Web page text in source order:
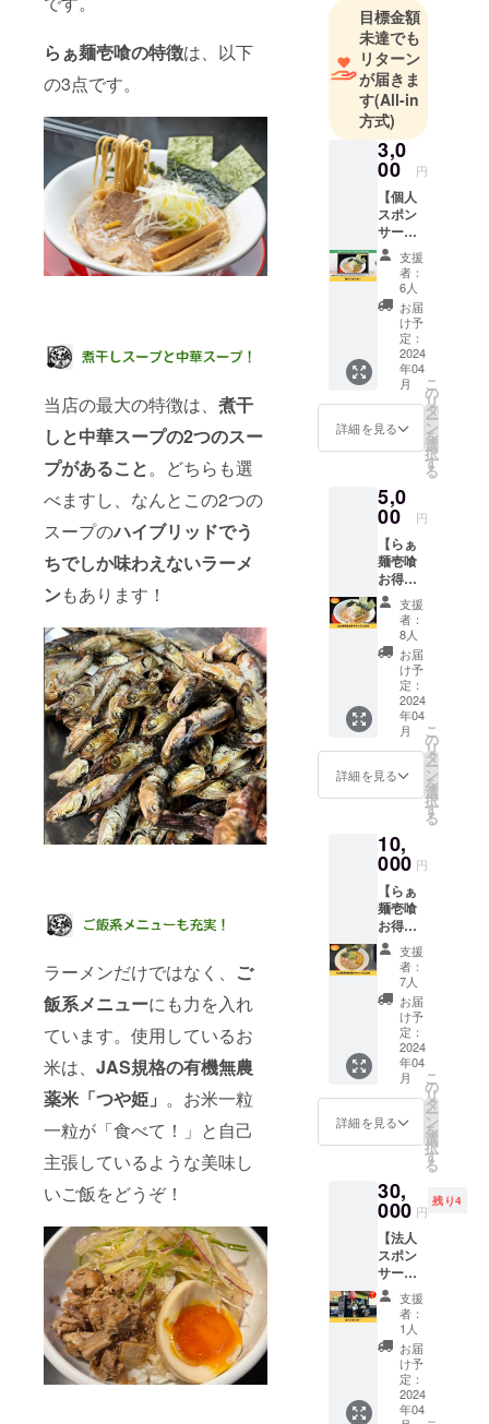
らぁ麺壱喰の特徴は、以下
の3点です。
当店の最大の特徴は、 煮干
しと中華スープの2つのスー
プがあること。どちらも選
べますし、なんとこの2つの
スープのハイブリッドでう
ちでしか味わえないラーメ
ンもあります！
ラーメンだけではなく、 ご
飯系メニューにも力を入れ
ています。使用しているお
米は、 JAS規格の有機無農
薬米「つや姫」 。お米一粒
一粒が「食べて！」と自己
主張しているような美味し
いご飯をどうぞ！
数の野菜か
らコトコト
と煮込み美
味しくあっ
さりした
スープを作
り上げてい
ます。
チャー
シューも好
評で1本買い
もしたい
なって声も
あがるぐら
いです。
目標金額
未達でも
リターン
が届きま
す(All-in
方式)
3,0
00 円
【個人
スポン
サー】
らぁ麺
壱喰の
個人ス
ポン
サーに
なれる
権利で
す。
らぁ麺
壱喰の
Web
ページ
内に
スポン
サー様
紹介」
として
名前を
掲載し
ます。
Web
ペー
ジ：
https://r
amen-
ikkuu.c
om/ 掲
載期
間：
2024年
3月31日
※掲載す
るお名
前を備
考欄に
ご記入
くださ
い。 ※
ニック
ネーム
でのご
参加も
できま
す。 ※
不適切
なお名
前の場
合お断
ます。
支援
者：
6人
お届
け予
定：
2024
年04
月
詳細を見る
こ
の
リ
タ
ー
ン
を
選
択
す
る
5,0
00 円
【らぁ
麺壱喰
お得チ
ケット
5,000】
らぁ麺
壱喰で
使える
お食事
チケッ
トで
す。
5,000円
で6,000
円分の
お食事
めま
す！
★1,000
円お得
なこの
機会に
ぜひご
利用く
ださ
い！ 受
け渡し
期間：
2024年
4月～
2024年
9月30日
ご利用
間 ※こ
ちらの
リター
ンはご
来店時
にお渡
しとな
りま
す。郵
送はで
きませ
んので
ご了承
くださ
支援
者：
8人
お届
け予
定：
2024
年04
月
詳細を見る
こ
の
リ
タ
ー
ン
を
選
択
す
る
10,
000 円
【らぁ
麺壱喰
お得チ
ケット
10,000
】 らぁ
麺壱喰
で使え
るお食
事チ
ケット
です。
10,000
円で
12,000
円分の
が楽し
めま
す！
★2,000
円お得
なこの
機会に
ぜひご
利用く
ださ
い！ 受
け渡し
期間：
2024年
支援
者：
7人
お届
け予
定：
2024
年04
月
詳細を見る
こ
の
リ
タ
ー
ン
を
選
択
す
る
30,
000 円
残り4
【法人
スポン
サー】
らぁ麺
壱喰の
法人ス
ポン
サーに
なれる
権利で
す。 T
支援
者：
1人
お届
け予
定：
2024
年04